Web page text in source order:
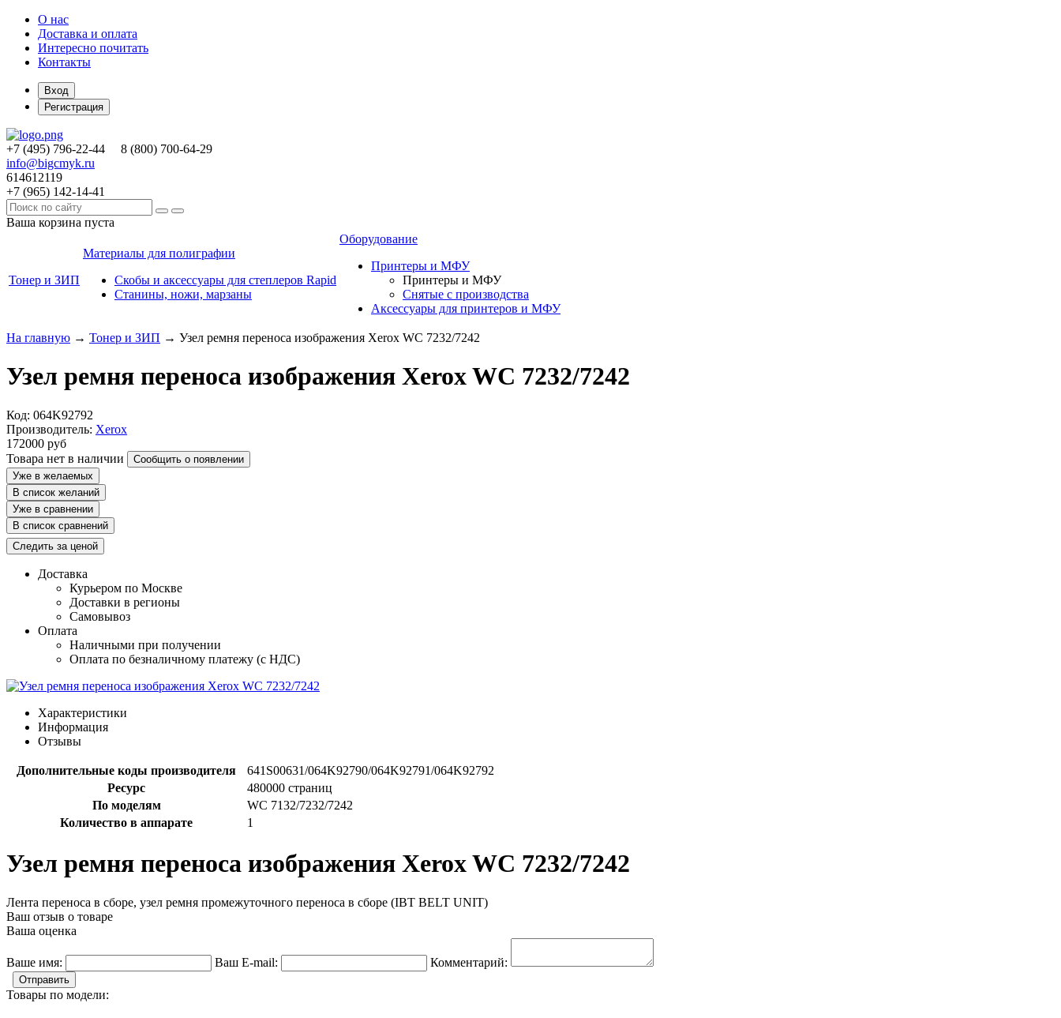
О нас
Доставка и оплата
Интересно почитать
Контакты
Вход
Регистрация
+7 (495) 796-22-44 8 (800) 700-64-29
info@bigcmyk.ru
614612119
+7 (965) 142-14-41
Ваша корзина пуста
Тонер и ЗИП
Материалы для полиграфии
Скобы и аксессуары для степлеров Rapid
Станины, ножи, марзаны
Оборудование
Принтеры и МФУ
Принтеры и МФУ
Снятые с производства
Аксессуары для принтеров и МФУ
На главную → Тонер и ЗИП → Узел ремня переноса изображения Xerox WC 7232/7242
Узел ремня переноса изображения Xerox WC 7232/7242
Код: 064K92792
Производитель: Xerox
172000 руб
Товара нет в наличии
Сообщить о появлении
Уже в желаемых
В список желаний
Уже в сравнении
В список сравнений
Следить за ценой
Доставка
Курьером по Москве
Доставки в регионы
Самовывоз
Оплата
Наличными при получении
Оплата по безналичному платежу (с НДС)
Характеристики
Информация
Отзывы
Дополнительные коды производителя
641S00631/064K92790/064K92791/064K92792
Ресурс
480000 страниц
По моделям
WC 7132/7232/7242
Количество в аппарате
1
Узел ремня переноса изображения Xerox WC 7232/7242
Лента переноса в сборе, узел ремня промежуточного переноса в сборе (IBT BELT UNIT)
Ваш отзыв о товаре
Ваша оценка
Ваше имя: Ваш E-mail: Комментарий:
Отправить
Товары по модели: